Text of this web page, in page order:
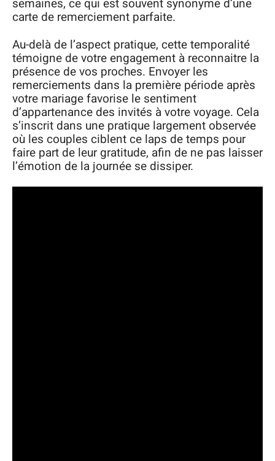
semaines, ce qui est souvent synonyme d’une
carte de remerciement parfaite.
Au-delà de l’aspect pratique, cette temporalité
témoigne de votre engagement à reconnaitre la
présence de vos proches. Envoyer les
remerciements dans la première période après
votre mariage favorise le sentiment
d’appartenance des invités à votre voyage. Cela
s’inscrit dans une pratique largement observée
où les couples ciblent ce laps de temps pour
faire part de leur gratitude, afin de ne pas laisser
l’émotion de la journée se dissiper.